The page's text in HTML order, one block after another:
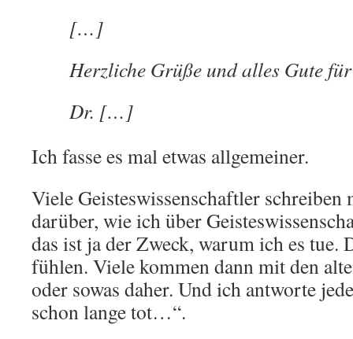
[…]
Herzliche Grüße und alles Gute
Dr. […]
Ich fasse es mal etwas allgemeiner.
Viele Geisteswissenschaftler schreiben
darüber, wie ich über
das ist ja der Zweck, warum ich es tue.
fühlen. Viele kommen dann mit den
oder sowas daher. Und ich antworte
schon lange tot…“.